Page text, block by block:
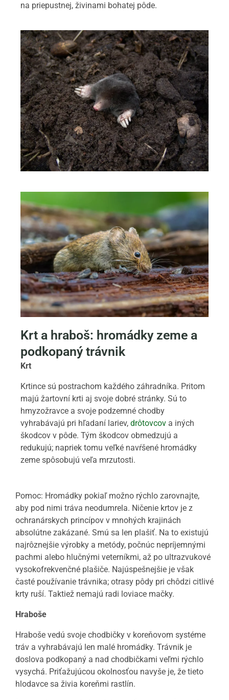
na priepustnej, živinami bohatej pôde.
Krt a hraboš: hromádky zeme a
podkopaný trávnik
Krt
Krtince sú postrachom každého záhradníka. Pritom
majú žartovní krti aj svoje dobré stránky. Sú to
hmyzožravce a svoje podzemné chodby
vyhrabávajú pri hľadaní lariev, drôtovcov a iných
škodcov v pôde. Tým škodcov obmedzujú a
redukujú; napriek tomu veľké navŕšené hromádky
zeme spôsobujú veľa mrzutosti.
Pomoc: Hromádky pokiaľ možno rýchlo zarovnajte,
aby pod nimi tráva neodumrela. Ničenie krtov je z
ochranárskych princípov v mnohých krajinách
absolútne zakázané. Smú sa len plašiť. Na to existujú
najrôznejšie výrobky a metódy, počnúc nepríjemnými
pachmi alebo hlučnými veterníkmi, až po ultrazvukové
vysokofrekvenčné plašiče. Najúspešnejšie je však
časté používanie trávnika; otrasy pôdy pri chôdzi citlivé
krty ruší. Taktiež nemajú radi loviace mačky.
Hraboše
Hraboše vedú svoje chodbičky v koreňovom systéme
tráv a vyhrabávajú len malé hromádky. Trávnik je
doslova podkopaný a nad chodbičkami veľmi rýchlo
vysychá. Priťažujúcou okolnosťou navyše je, že tieto
hlodavce sa živia koreňmi rastlín.